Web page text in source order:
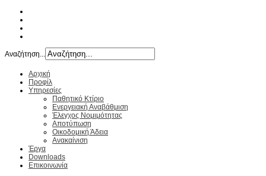
Αναζήτηση...
Αρχική
Προφίλ
Υπηρεσίες
Παθητικό Κτίριο
Ενεργειακή Αναβάθμιση
Έλεγχος Νομιμότητας
Αποτύπωση
Οικοδομική Άδεια
Ανακαίνιση
Έργα
Downloads
Επικοινωνία